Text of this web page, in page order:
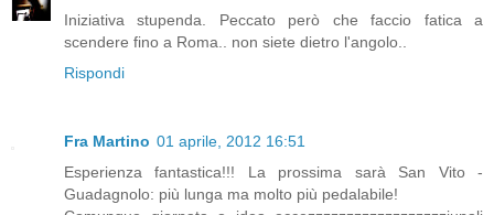
Iniziativa stupenda. Peccato però che faccio fatica a
scendere fino a Roma.. non siete dietro l'angolo..
Rispondi
Fra Martino 01 aprile, 2012 16:51
Esperienza fantastica!!! La prossima sarà San Vito -
Guadagnolo: più lunga ma molto più pedalabile!